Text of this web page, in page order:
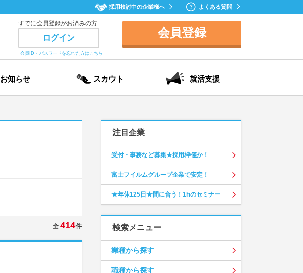
採用検討中の企業様へ よくある質問
すでに会員登録がお済みの方
ログイン
会員ID・パスワードを忘れた方はこちら
会員登録
お知らせ スカウト 就活支援
全 414件
注目企業
受付・事務など募集★採用枠僅か！
富士フイルムグループ企業で安定！
★年休125日★間に合う！1hのセミナー
検索メニュー
業種から探す
職種から探す